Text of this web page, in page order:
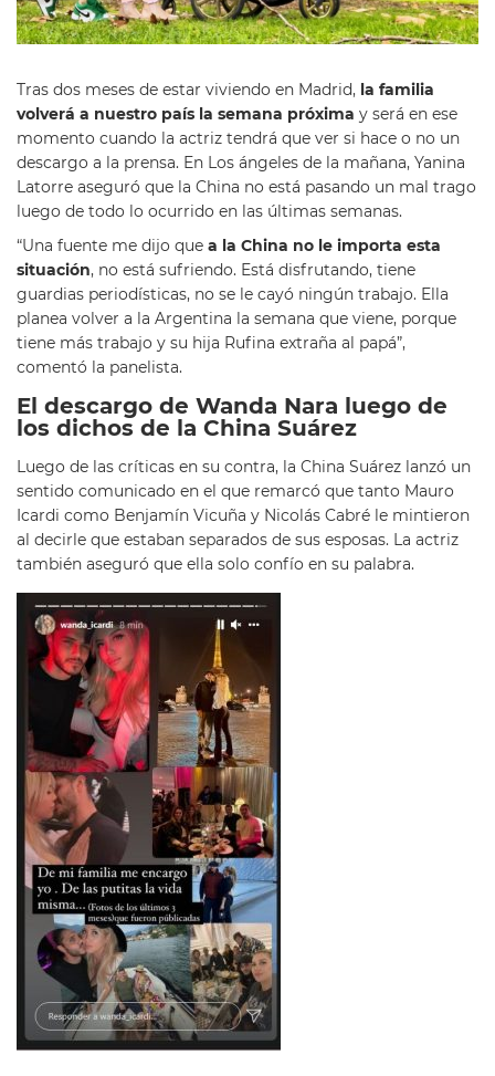
Tras dos meses de estar viviendo en Madrid, la familia
volverá a nuestro país la semana próxima y será en ese
momento cuando la actriz tendrá que ver si hace o no un
descargo a la prensa. En Los ángeles de la mañana, Yanina
Latorre aseguró que la China no está pasando un mal trago
luego de todo lo ocurrido en las últimas semanas.
“Una fuente me dijo que a la China no le importa esta
situación, no está sufriendo. Está disfrutando, tiene
guardias periodísticas, no se le cayó ningún trabajo. Ella
planea volver a la Argentina la semana que viene, porque
tiene más trabajo y su hija Rufina extraña al papá”,
comentó la panelista.
El descargo de Wanda Nara luego de
los dichos de la China Suárez
Luego de las críticas en su contra, la China Suárez lanzó un
sentido comunicado en el que remarcó que tanto Mauro
Icardi como Benjamín Vicuña y Nicolás Cabré le mintieron
al decirle que estaban separados de sus esposas. La actriz
también aseguró que ella solo confío en su palabra.